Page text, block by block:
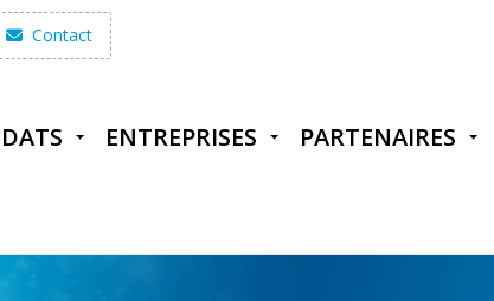
Contact
ENTREPRISES PARTENAIRES